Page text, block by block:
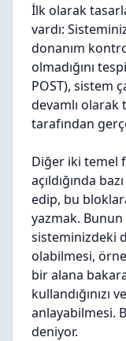
İlk olarak
vardı:
donanım
olmadığını
POST), sistem
devamlı olarak
tarafından
Diğer iki temel
açıldığında
edip, bu
yazmak. Bunun
sisteminizdeki
olabilmesi,
bir alana
kullandığınızı
anlayabilmesi.
deniyor.